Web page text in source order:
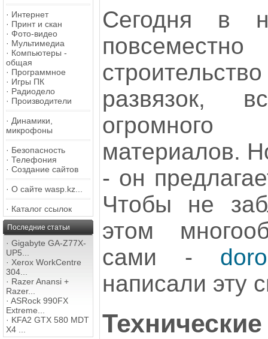
· Интернет
· Принт и скан
· Фото-видео
· Мультимедиа
· Компьютеры -
общая
· Программное
· Игры ПК
· Радиодело
· Производители
· Динамики,
микрофоны
· Безопасность
· Телефония
· Создание сайтов
· О сайте wasp.kz...
· Каталог ссылок
Последние статьи
· Gigabyte GA-Z77X-
UP5...
· Xerox WorkCentre
304...
· Razer Anansi +
Razer...
· ASRock 990FX
Extreme...
· KFA2 GTX 580 MDT
X4 ...
Сегодня в
развязок,
материалов.
- он
Чтобы не
этом
сами -
написали эту